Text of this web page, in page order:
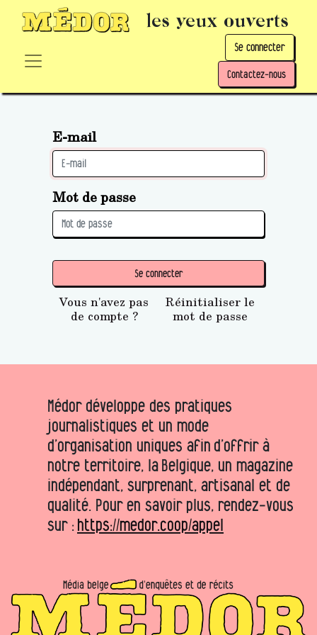
les yeux ouverts
Se connecter
Contactez-nous
E-mail
Mot de passe
Se connecter
Vous n'avez pas
de compte ?
Réinitialiser le
mot de passe
Médor développe des pratiques
journalistiques et un mode
d’organisation uniques afin d’offrir à
notre territoire, la Belgique, un magazine
indépendant, surprenant, artisanal et de
qualité. Pour en savoir plus, rendez-vous
sur : https://medor.coop/appel